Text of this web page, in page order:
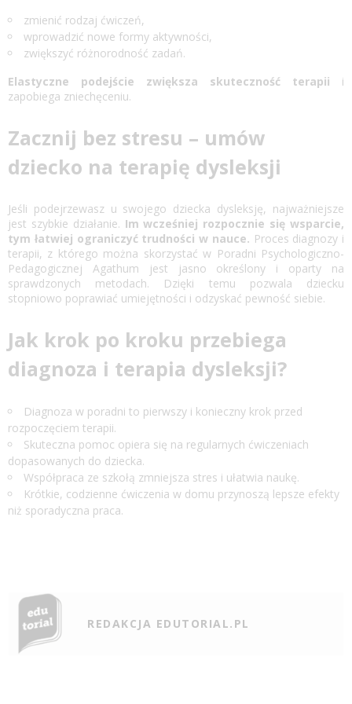
zmienić rodzaj ćwiczeń,
wprowadzić nowe formy aktywności,
zwiększyć różnorodność zadań.
Elastyczne podejście zwiększa skuteczność terapii i
zapobiega zniechęceniu.
Zacznij bez stresu – umów
dziecko na terapię dysleksji
Jeśli podejrzewasz u swojego dziecka dysleksję, najważniejsze
jest szybkie działanie. Im wcześniej rozpocznie się wsparcie,
tym łatwiej ograniczyć trudności w nauce. Proces diagnozy i
terapii, z którego można skorzystać w Poradni Psychologiczno-
Pedagogicznej Agathum jest jasno określony i oparty na
sprawdzonych metodach. Dzięki temu pozwala dziecku
stopniowo poprawiać umiejętności i odzyskać pewność siebie.
Jak krok po kroku przebiega
diagnoza i terapia dysleksji?
Diagnoza w poradni to pierwszy i konieczny krok przed
rozpoczęciem terapii.
Skuteczna pomoc opiera się na regularnych ćwiczeniach
dopasowanych do dziecka.
Współpraca ze szkołą zmniejsza stres i ułatwia naukę.
Krótkie, codzienne ćwiczenia w domu przynoszą lepsze efekty
niż sporadyczna praca.
REDAKCJA EDUTORIAL.PL